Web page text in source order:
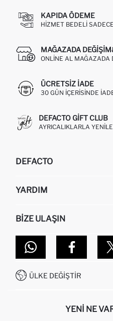
KAPIDA ÖDEME
HIZMET BEDELI
MAĞAZADA
ONLINE AL MAĞAZADA
ÜCRETSIZ IADE
30 GÜN IÇERISINDE
DEFACTO GIFT CLUB
AYRICALIKLARLA
DEFACTO
HAKKIMIZDA
KURUMSAL SATIŞ
DEFACTO TEKNOLOJI
SITEMAP
YARDIM
SIPARIŞIMI NASIL TAKIP
NASIL İADE EDERIM?
GIFT CLUB SIKÇA SORULAN
İŞLEM REHBERI
KAMPANYALAR
BIZE ULAŞIN
MAĞAZALARIMIZ
İLETIŞIM FORMU
0850 333 22 86
ÜLKE DEĞIŞTIR
YENI NE